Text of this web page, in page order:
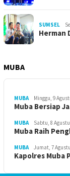
SUMSEL
Herman
MUBA
MUBA Minggu, 9
Muba Bersiap
MUBA Sabtu, 8
Muba Raih
MUBA Jumat, 7
Kapolres Muba